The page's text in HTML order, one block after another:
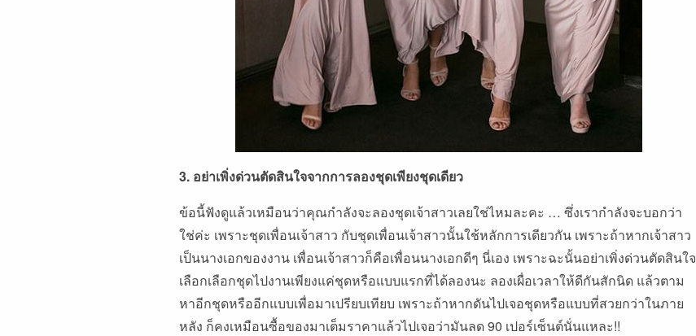
3. อย่าเพิ่งด่วนตัดสินใจจากการลองชุดเพียงชุดเดียว
ข้อนี้ฟังดูแล้วเหมือนว่าคุณกำลังจะลองชุดเจ้าสาวเลยใช่ไหมละคะ … ซึ่งเรากำลังจะบอกว่า
ใช่ค่ะ เพราะชุดเพื่อนเจ้าสาว กับชุดเพื่อนเจ้าสาวนั้นใช้หลักการเดียวกัน เพราะถ้าหากเจ้าสาว
เป็นนางเอกของงาน เพื่อนเจ้าสาวก็คือเพื่อนนางเอกดีๆ นี่เอง เพราะฉะนั้นอย่าเพิ่งด่วนตัดสินใจ
เลือกเลือกชุดไปงานเพียงแค่ชุดหรือแบบแรกที่ได้ลองนะ ลองเผื่อเวลาให้ดีกันสักนิด แล้วตาม
หาอีกชุดหรืออีกแบบเพื่อมาเปรียบเทียบ เพราะถ้าหากดันไปเจอชุดหรือแบบที่สวยกว่าในภาย
หลัง ก็คงเหมือนซื้อของมาเต็มราคาแล้วไปเจอว่ามันลด 90 เปอร์เซ็นต์นั่นแหละ!!